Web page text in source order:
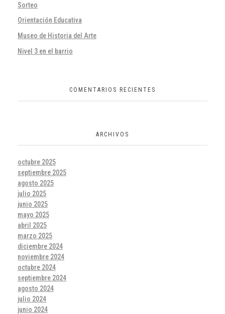
Sorteo
Orientación Educativa
Museo de Historia del Arte
Nivel 3 en el barrio
COMENTARIOS RECIENTES
ARCHIVOS
octubre 2025
septiembre 2025
agosto 2025
julio 2025
junio 2025
mayo 2025
abril 2025
marzo 2025
diciembre 2024
noviembre 2024
octubre 2024
septiembre 2024
agosto 2024
julio 2024
junio 2024